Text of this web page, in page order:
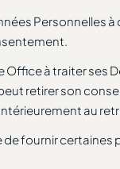
Personnelles
à traiter ses
retirer son
au
fournir